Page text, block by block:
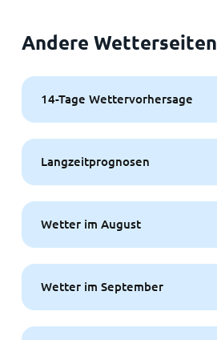
Andere Wetterseiten
14-Tage Wettervorhersage
Langzeitprognosen
Wetter im August
Wetter im September